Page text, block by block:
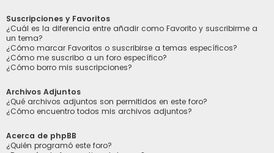
Suscripciones y Favoritos
¿Cuál es la diferencia entre añadir como Favorito y suscribirme a
un tema?
¿Cómo marcar Favoritos o suscribirse a temas específicos?
¿Cómo me suscribo a un foro específico?
¿Cómo borro mis suscripciones?
Archivos Adjuntos
¿Qué archivos adjuntos son permitidos en este foro?
¿Cómo encuentro todos mis archivos adjuntos?
Acerca de phpBB
¿Quién programó este foro?